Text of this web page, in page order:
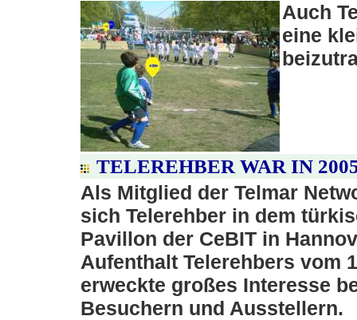
Auch
eine
TELEREHBER WAR IN
Als Mitglied der Telmar
sich Telerehber in dem
Pavillon der CeBIT in
Aufenthalt Telerehbers vom
erweckte großes Interesse
Besuchern und Ausstellern.